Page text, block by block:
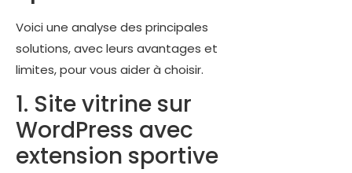
Voici une analyse des principales
solutions, avec leurs avantages et
limites, pour vous aider à choisir.
1. Site vitrine sur
WordPress avec
extension sportive